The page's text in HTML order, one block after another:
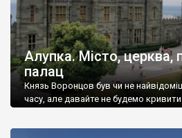
Алупка. Місто, церква,
палац
Князь Воронцов був чи не
часу, але давайте не будемо